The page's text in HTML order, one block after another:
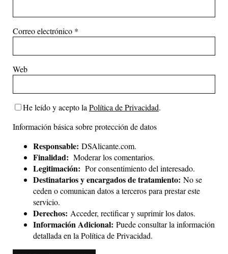
Correo electrónico *
Web
He leído y acepto la Política de Privacidad.
Información básica sobre protección de datos
Responsable: DSAlicante.com.
Finalidad: Moderar los comentarios.
Legitimación: Por consentimiento del interesado.
Destinatarios y encargados de tratamiento: No se
ceden o comunican datos a terceros para prestar este
servicio.
Derechos: Acceder, rectificar y suprimir los datos.
Información Adicional: Puede consultar la información
detallada en la Política de Privacidad.